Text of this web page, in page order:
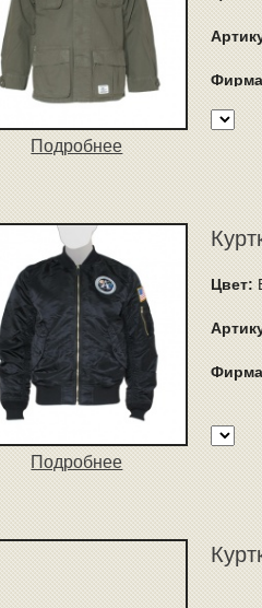
Подробнее
Подробнее
Цвет: